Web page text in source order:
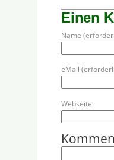
Einen
Name
eMail
Webseite